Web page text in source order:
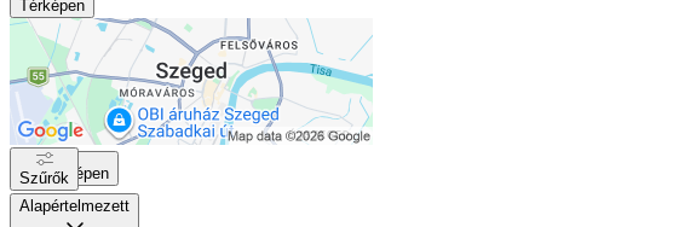
Térképen
Térképen
Szűrők
Alapértelmezett